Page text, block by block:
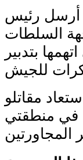
2020 قتالا، حين أرسل رئيس
السلطات
بتدبير
استعاد مقاتلو
في منطقتي